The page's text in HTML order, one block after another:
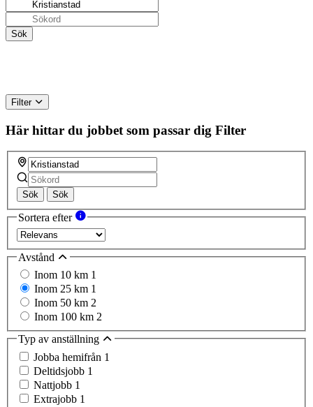
Filter
Här hittar du jobbet som passar dig Filter
Sök Sök
Sortera efter
Avstånd
Inom 10 km 1
Inom 25 km 1
Inom 50 km 2
Inom 100 km 2
Typ av anställning
Jobba hemifrån 1
Deltidsjobb 1
Nattjobb 1
Extrajobb 1